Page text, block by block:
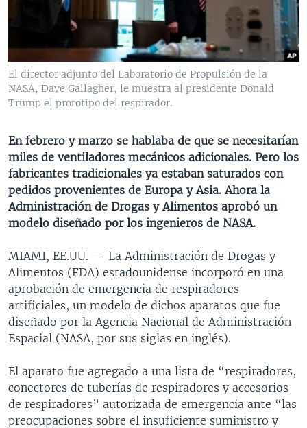
VENEZUELA
NICARAGUA
ECONOMÍA
ENTRETENIMIENTO Y CULTURA
TECNOLOGÍA
DEPORTES
CIENCIA Y SALUD
MULTIMEDIA
FOTOGRAFÍA
AUDIOS
EL MUNDO AL DÍA
FORO INTERAMERICANO
VISIÓN 360
LAS CLAVES
PANORAMA
RADIO
AVANCE INFORMATIVO
AUDIONOTICIAS
BUENOS DÍAS AMÉRICA
ESTADOS UNIDOS AL DÍA
EL MUNDO AL DÍA [RADIO]
FORO [RADIO]
NOTA ECONÓMICA
ENTRETENIMIENTO
DIRECT
DOCUMENTALES DE LA VOA
Learning English
SÍGANOS
Idiomas
El director adjunto del Laboratorio de Propulsión de la
NASA, Dave Gallagher, le muestra al presidente Donald
Trump el prototipo del respirador.
En febrero y marzo se hablaba de que se necesitarían
miles de ventiladores mecánicos adicionales. Pero los
fabricantes tradicionales ya estaban saturados con
pedidos provenientes de Europa y Asia. Ahora la
Administración de Drogas y Alimentos aprobó un
modelo diseñado por los ingenieros de NASA.
MIAMI, EE.UU. — La Administración de Drogas y
Alimentos (FDA) estadounidense incorporó en una
aprobación de emergencia de respiradores
artificiales, un modelo de dichos aparatos que fue
diseñado por la Agencia Nacional de Administración
Espacial (NASA, por sus siglas en inglés).
El aparato fue agregado a una lista de “respiradores,
conectores de tuberías de respiradores y accesorios
de respiradores” autorizada de emergencia ante “las
preocupaciones sobre el insuficiente suministro y